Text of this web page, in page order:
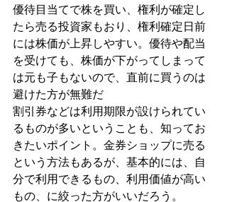
優待目当てで株を買い、権利が確定し
たら売る投資家もおり、権利確定日前
には株価が上昇しやすい。優待や配当
を受けても、株価が下がってしまって
は元も子もないので、直前に買うのは
避けた方が無難だ
割引券などは利用期限が設けられてい
るものが多いということも、知ってお
きたいポイント。金券ショップに売る
という方法もあるが、基本的には、自
分で利用できるもの、利用価値が高い
もの、に絞った方がいいだろう。